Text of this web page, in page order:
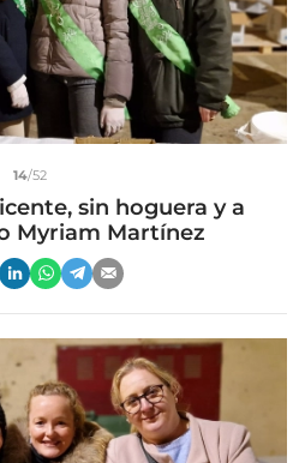
14/52
sin hoguera y a
Myriam Martínez